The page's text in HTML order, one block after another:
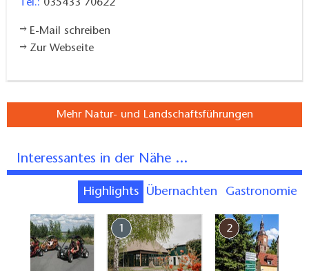
Tel.: 035433 70622
E-Mail schreiben
Zur Webseite
Mehr Natur- und Landschaftsführungen
Interessantes in der Nähe ...
Highlights Übernachten Gastronomie
1 2